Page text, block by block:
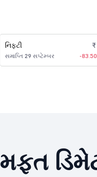
નિફ્ટી
સમાપ્તિ 29 સપ્ટેમ્બર -
મફત